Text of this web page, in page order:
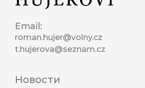
Email:
roman.hujer@volny.cz
t.hujerova@seznam.cz
Новости